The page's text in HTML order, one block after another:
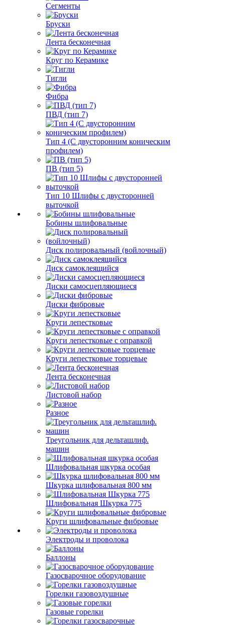
Сегменты
Бруски
Лента бесконечная
Круг по Керамике
Тигли
Фибра
ПВД (тип 7)
Тип 4 (С двусторонним коническим
профилем)
ПВ (тип 5)
Тип 10 Шлифы с двусторонней
выточкой
Бобины шлифовальные
Диск полировальный (войлочный)
Диск самоклеящийся
Диски самосцепляющиеся
Диски фибровые
Круги лепестковые
Круги лепестковые с оправкой
Круги лепестковые торцевые
Лента бесконечная
Листовой набор
Разное
Треугольник для дельташлиф.
машин
Шлифовальная шкурка особая
Шкурка шлифовальная 800 мм
Шлифовальная Шкурка 775
Круги шлифовальные фибровые
Электроды и проволока
Баллоны
Газосварочное оборудование
Горелки газовоздушные
Газовые горелки